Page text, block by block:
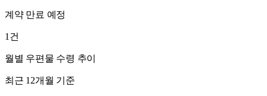
계약 만료 예정
1 건
월별 우편물 수령 추이
최근 12개월 기준